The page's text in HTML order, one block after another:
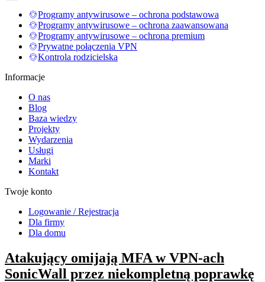
Programy antywirusowe – ochrona podstawowa
Programy antywirusowe – ochrona zaawansowana
Programy antywirusowe – ochrona premium
Prywatne połączenia VPN
Kontrola rodzicielska
Informacje
O nas
Blog
Baza wiedzy
Projekty
Wydarzenia
Usługi
Marki
Kontakt
Twoje konto
Logowanie / Rejestracja
Dla firmy
Dla domu
Atakujący omijają MFA w VPN-ach
SonicWall przez niekompletną poprawkę